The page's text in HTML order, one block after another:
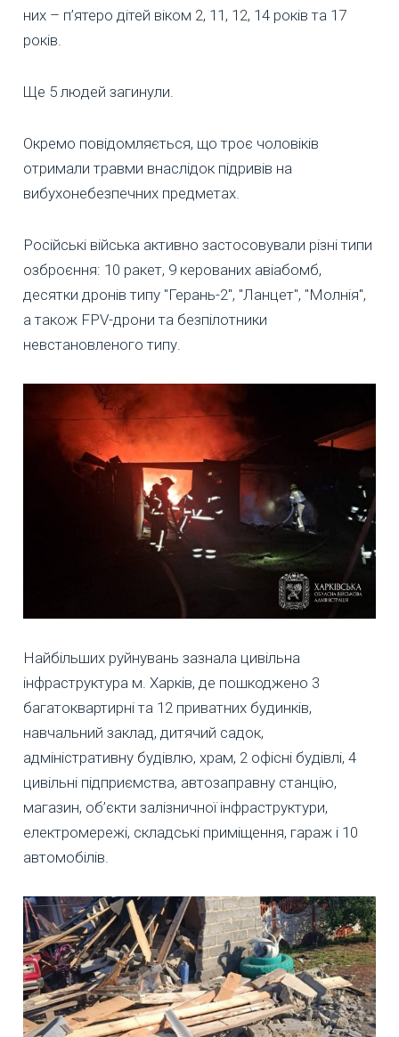
них – п’ятеро дітей віком 2, 11, 12, 14 років та 17
років.
Ще 5 людей загинули.
Окремо повідомляється, що троє чоловіків
отримали травми внаслідок підривів на
вибухонебезпечних предметах.
Російські війська активно застосовували різні типи
озброєння: 10 ракет, 9 керованих авіабомб,
десятки дронів типу "Герань-2", "Ланцет", "Молнія",
а також FPV-дрони та безпілотники
невстановленого типу.
Найбільших руйнувань зазнала цивільна
інфраструктура м. Харків, де пошкоджено 3
багатоквартирні та 12 приватних будинків,
навчальний заклад, дитячий садок,
адміністративну будівлю, храм, 2 офісні будівлі, 4
цивільні підприємства, автозаправну станцію,
магазин, об’єкти залізничної інфраструктури,
електромережі, складські приміщення, гараж і 10
автомобілів.